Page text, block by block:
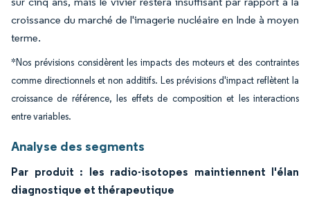
croissance du marché de l'imagerie nucléaire en Inde à moyen
terme.
*Nos prévisions considèrent les impacts des moteurs et des contraintes
comme directionnels et non additifs. Les prévisions d'impact reflètent la
croissance de référence, les effets de composition et les interactions
entre variables.
Analyse des segments
Par produit : les radio-isotopes maintiennent l'élan
diagnostique et thérapeutique